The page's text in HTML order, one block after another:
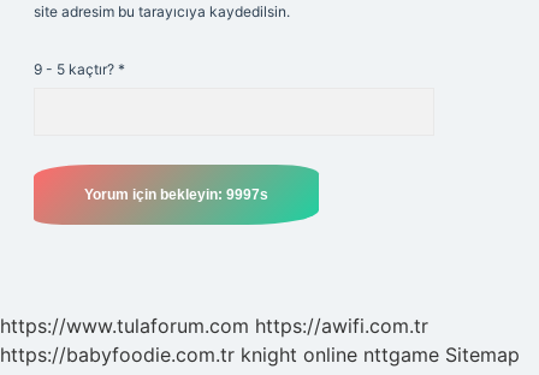
site adresim bu tarayıcıya kaydedilsin.
9 - 5 kaçtır? *
https://www.tulaforum.com https://awifi.com.tr
https://babyfoodie.com.tr knight online nttgame Sitemap